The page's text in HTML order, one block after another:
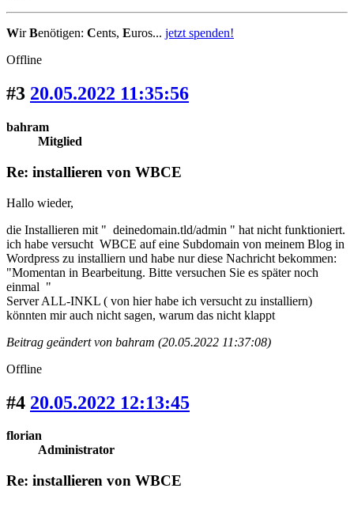
WirBenötigen: Cents, Euros... jetzt spenden!
Offline
#3 20.05.2022 11:35:56
bahram
Mitglied
Re: installieren von WBCE
Hallo wieder,
die Installieren mit " deinedomain.tld/admin " hat nicht funktioniert.
ich habe versucht WBCE auf eine Subdomain von meinem Blog in
Wordpress zu installiern und habe nur diese Nachricht bekommen:
"Momentan in Bearbeitung. Bitte versuchen Sie es später noch
einmal "
Server ALL-INKL ( von hier habe ich versucht zu installiern)
könnten mir auch nicht sagen, warum das nicht klappt
Beitrag geändert von bahram (20.05.2022 11:37:08)
Offline
#4 20.05.2022 12:13:45
florian
Administrator
Re: installieren von WBCE